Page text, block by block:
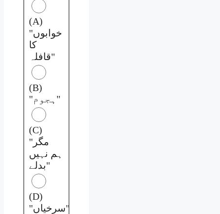
(A)
"خوابوں
کا
قافلہ"
(B)
"ہجوم"
(C)
"مگر
ہم نہیں
بدلے"
(D)
"سرخیاں"